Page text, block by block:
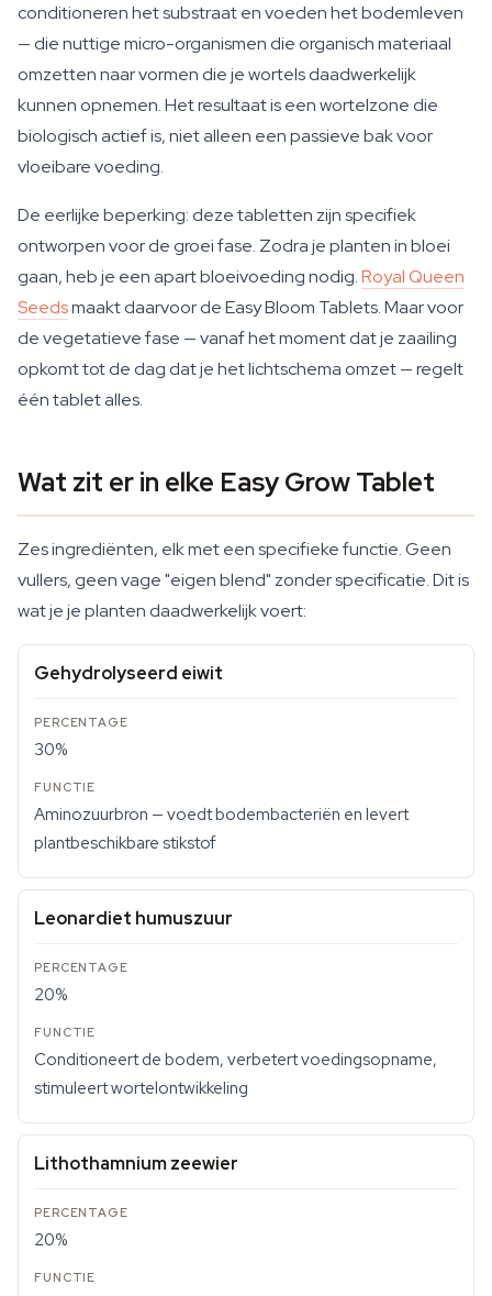
conditioneren het substraat en voeden het bodemleven
— die nuttige micro-organismen die organisch materiaal
omzetten naar vormen die je wortels daadwerkelijk
kunnen opnemen. Het resultaat is een wortelzone die
biologisch actief is, niet alleen een passieve bak voor
vloeibare voeding.
De eerlijke beperking: deze tabletten zijn specifiek
ontworpen voor de groei fase. Zodra je planten in bloei
gaan, heb je een apart bloeivoeding nodig.Royal Queen
Seedsmaakt daarvoor de Easy Bloom Tablets. Maar voor
de vegetatieve fase — vanaf het moment dat je zaailing
opkomt tot de dag dat je het lichtschema omzet — regelt
één tablet alles.
Wat zit er in elke Easy Grow Tablet
Zes ingrediënten, elk met een specifieke functie. Geen
vullers, geen vage "eigen blend" zonder specificatie. Dit is
wat je je planten daadwerkelijk voert:
Gehydrolyseerd eiwit
30%
Aminozuurbron — voedt bodembacteriën en levert
plantbeschikbare stikstof
Leonardiet humuszuur
20%
Conditioneert de bodem, verbetert voedingsopname,
stimuleert wortelontwikkeling
Lithothamnium zeewier
20%